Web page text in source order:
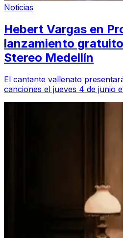
Noticias
Hebert Vargas en
lanzamiento
Stereo Medellín
El cantante vallenato
canciones el jueves 4 de junio